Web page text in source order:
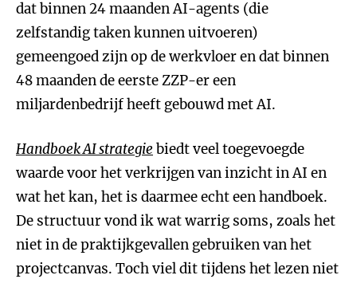
dat binnen 24 maanden AI-agents (die
zelfstandig taken kunnen uitvoeren)
gemeengoed zijn op de werkvloer en dat binnen
48 maanden de eerste ZZP-er een
miljardenbedrijf heeft gebouwd met AI.
Handboek AI strategie biedt veel toegevoegde
waarde voor het verkrijgen van inzicht in AI en
wat het kan, het is daarmee echt een handboek.
De structuur vond ik wat warrig soms, zoals het
niet in de praktijkgevallen gebruiken van het
projectcanvas. Toch viel dit tijdens het lezen niet